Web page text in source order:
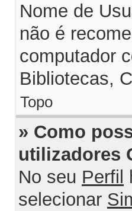
Nome de
não é
computador
Bibliotecas,
Topo
» Como
utilizadores
No seu Perfil
selecionar